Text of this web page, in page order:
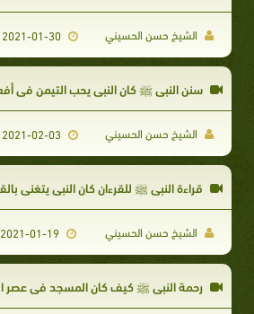
الشيخ حسن الحسيني 2021-01-30
سنن النبي ﷺ كان النبي يحب التيمن في
الشيخ حسن الحسيني 2021-02-03
قراءة النبي ﷺ للقرءان كان النبي يتغنى
الشيخ حسن الحسيني
رحمة النبي ﷺ كيف كان المسجد في عصر